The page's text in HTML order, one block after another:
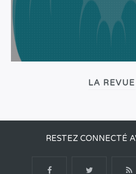
LA REVUE
RESTEZ CONNECTÉ